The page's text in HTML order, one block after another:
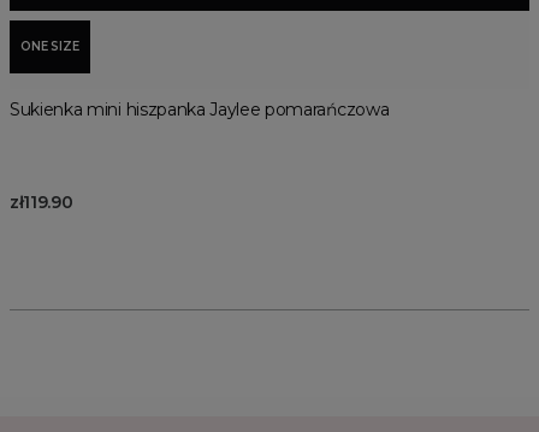
ONE SIZE
Sukienka mini hiszpanka Jaylee pomarańczowa
zł119.90